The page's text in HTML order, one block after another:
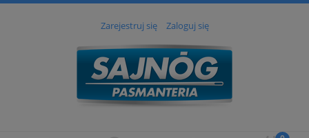
Zarejestruj się Zaloguj się